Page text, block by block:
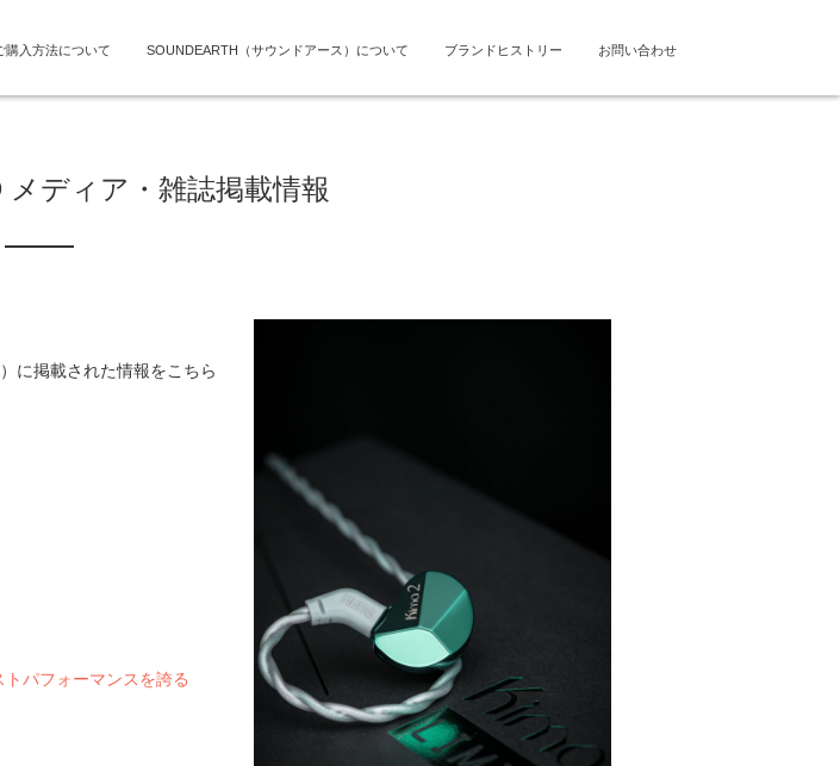
購入方法について SOUNDEARTH（サウンドアース）について ブランドヒストリー お問い合わせ
メディア・雑誌掲載情報
に掲載された情報をこちら
パフォーマンスを誇る